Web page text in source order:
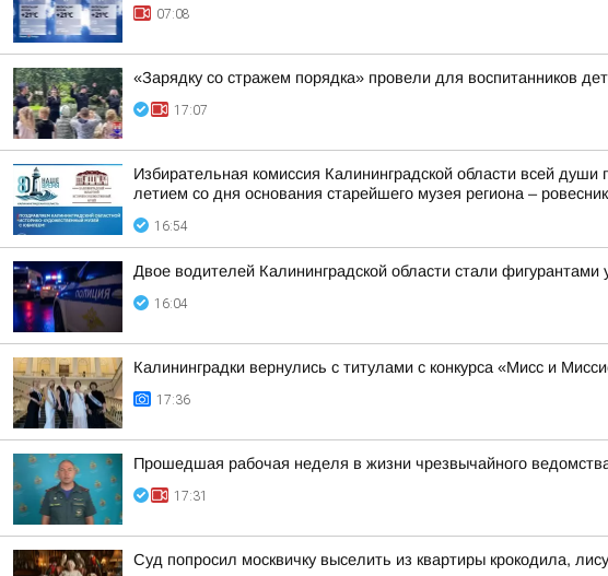
07:08
«Зарядку со стражем порядка» провели для воспитанников
17:07
Избирательная комиссия Калининградской области всей души
летием со дня основания старейшего музея региона –
16:54
Двое водителей Калининградской области стали
16:04
Калининградки вернулись с титулами с конкурса «Мисс и
17:36
Прошедшая рабочая неделя в жизни чрезвычайного
17:31
Суд попросил москвичку выселить из квартиры крокодила,